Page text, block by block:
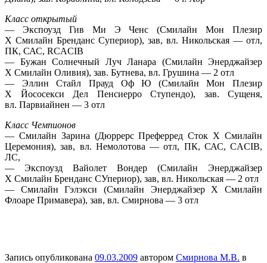
Класс открытый
— Экспоузд Гив Ми Э Ченс (Смилайн Мон Плезир
Х Смилайн Бренданс Супериор), зав, вл. Никольская — отл,
ПК, САС, RCACIB
— Бужан Солнечный Луч Ланара (Смилайн Энерджайзер
Х Смилайн Оливия), зав. Бутнева, вл. Грушина — 2 отл
— Эллин Стайл Прауд Оф Ю (Смилайн Мон Плезир
Х Йососекси Дел Пенсиерро Ступендо), зав. Сущеня,
вл. Парвиайнен — 3 отл
Класс Чемпионов
— Смилайн Зарина (Дюррерс Преферред Сток Х Смилайн
Церемония), зав, вл. Немолотова — отл, ПК, САС, CACIB,
ЛС,
— Экспоузд Вайолет Вондер (Смилайн Энерджайзер
Х Смилайн Бренданс СУпериор), зав, вл. Никольская — 2 отл
— Смилайн Гэлэкси (Смилайн Энерджайзер Х Смилайн
Флоаре Примавера), зав, вл. Смирнова — 3 отл
Запись опубликована 09.03.2009 автором Смирнова М.В. в